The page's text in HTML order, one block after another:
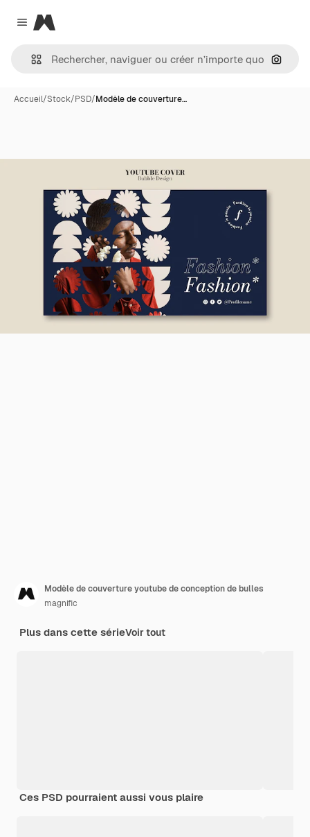
Close menu
Magnific
Accueil/Stock/PSD/Modèle de couverture…
Modèle de couverture youtube de conception de bulles
magnific
Plus dans cette sérieVoir tout
Ces PSD pourraient aussi vous plaire